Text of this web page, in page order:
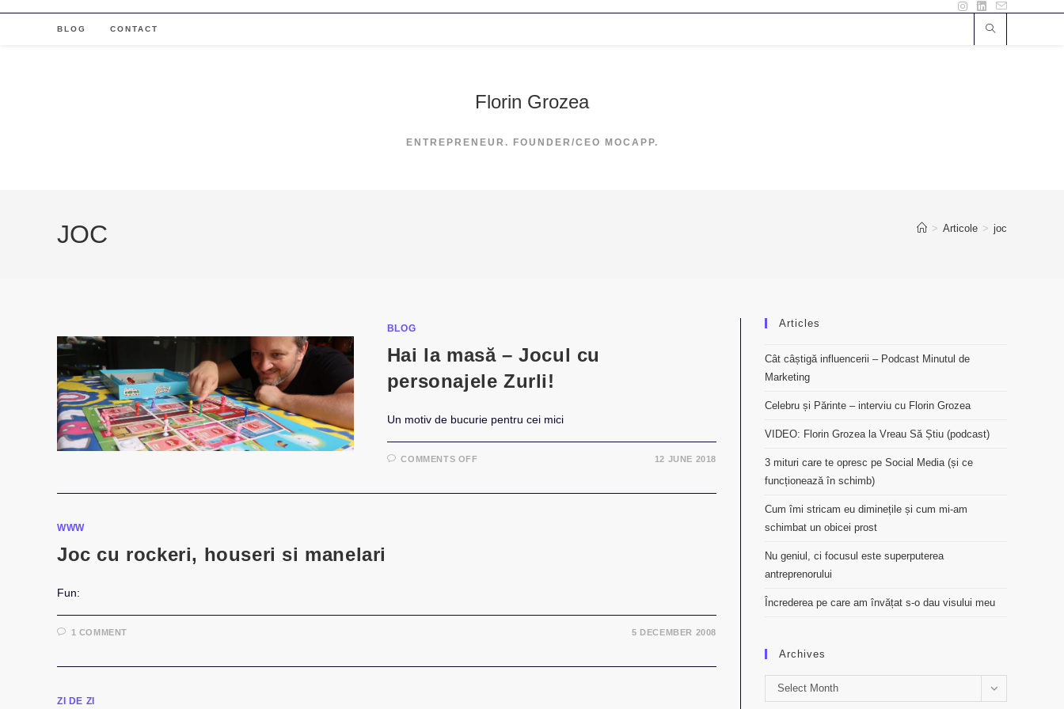
BLOG CONTACT
Florin Grozea
ENTREPRENEUR. FOUNDER/CEO MOCAPP.
JOC > Articole > joc
BLOG
Hai la masă – Jocul cu
personajele Zurli!
Un motiv de bucurie pentru cei mici
COMMENTS OFFON
12 JUNE 2018
WWW
Joc cu rockeri, houseri si manelari
Fun:
1 COMMENT 5 DECEMBER 2008
ZI DE ZI
Articles
Cât câștigă influencerii – Podcast Minutul de
Marketing
Celebru și Părinte – interviu cu Florin Grozea
VIDEO: Florin Grozea la Vreau Să Știu (podcast)
3 mituri care te opresc pe Social Media (și ce
funcționează în schimb)
Cum îmi stricam eu diminețile și cum mi-am
schimbat un obicei prost
Nu geniul, ci focusul este superputerea
antreprenorului
Încrederea pe care am învățat s-o dau visului meu
Archives
Archives
Select Month